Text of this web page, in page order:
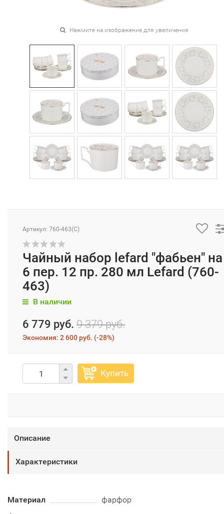
Нажмите на изображение для увеличения
Артикул: 760-463(C)
Чайный набор lefard "фабьен" на
6 пер. 12 пр. 280 мл Lefard (760-
463)
В наличии
6 779 руб. 9 379 руб.
Экономия: 2 600 руб. (-28%)
Купить
Описание
Характеристики
Материал
фарфор